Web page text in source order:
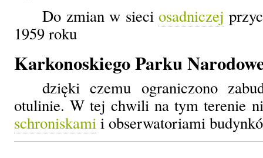
Do zmian w sieciosadniczej
1959 roku
Karkonoskiego Parku
dzięki czemu ograniczono
otulinie. W tej chwili na tym terenie
schroniskami i obserwatoriami